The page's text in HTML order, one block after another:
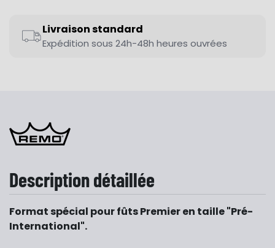
Livraison standard
Expédition sous 24h-48h heures ouvrées
Description détaillée
Format spécial pour fûts Premier en taille "Pré-
International".